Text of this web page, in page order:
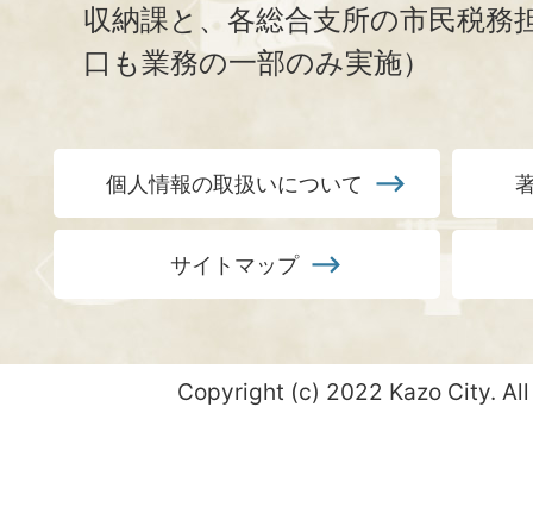
収納課と、 各総合支所の市民税務
口も業務の一部のみ実施）
個人情報の取扱いについて
サイトマップ
Copyright (c) 2022 Kazo City.